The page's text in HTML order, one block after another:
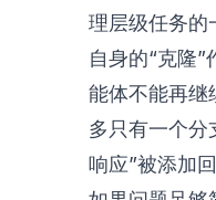
理层级任务的
自身的“克隆
能体不能再继
多只有一个分
响应”被添加